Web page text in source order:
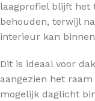
laagprofiel blijft het
behouden, terwijl
interieur kan
Dit is ideaal voor
aangezien het
mogelijk daglicht